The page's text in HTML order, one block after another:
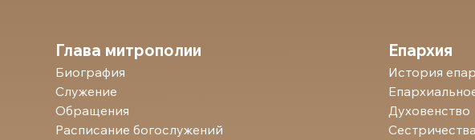
Глава митрополии
Биография
Служение
Обращения
Расписание богослужений
Епархия
История
Духовенство